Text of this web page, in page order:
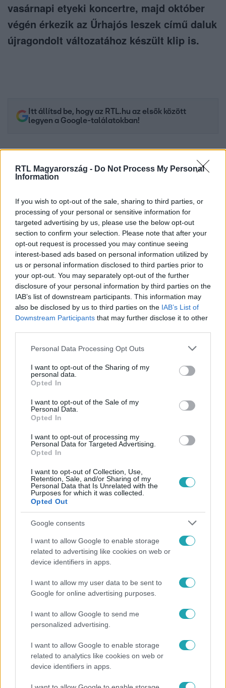
RTL Magyarország - Do Not Process My Personal
Information
If you wish to opt-out of the sale, sharing to third parties, or
processing of your personal or sensitive information for
targeted advertising by us, please use the below opt-out
section to confirm your selection. Please note that after your
opt-out request is processed you may continue seeing
interest-based ads based on personal information utilized by
us or personal information disclosed to third parties prior to
your opt-out. You may separately opt-out of the further
disclosure of your personal information by third parties on the
IAB’s list of downstream participants. This information may
also be disclosed by us to third parties on the IAB’s List of
Downstream Participants that may further disclose it to other
Please note that this website/app uses one or more Google
not limited to your visit or usage behaviour. You may click to
grant or deny consent to Google and its third-party tags to
use your data for below specified purposes in below Google
consent section.
Personal Data Processing Opt Outs
I want to opt-out of the Sharing of my
personal data.
Opted In
I want to opt-out of the Sale of my
Personal Data.
Opted In
I want to opt-out of processing my
Personal Data for Targeted Advertising.
Opted In
I want to opt-out of Collection, Use,
Retention, Sale, and/or Sharing of my
Personal Data that Is Unrelated with the
Purposes for which it was collected.
Opted Out
Google consents
I want to allow Google to enable storage
related to advertising like cookies on web or
device identifiers in apps.
I want to allow my user data to be sent to
Google for online advertising purposes.
I want to allow Google to send me
personalized advertising.
I want to allow Google to enable storage
related to analytics like cookies on web or
device identifiers in apps.
vasárnapi etyeki koncertre, majd október
végén érkezik az Űrhajós leszek című daluk
újragondolt változatához készült klip is.
Itt állítsd be, hogy az RTL.hu az elsők között
legyen a Google-találatokban!
Kövess minket, és értesülj a friss hírekről a
Facebookon is!
Követem
PÉNZTÁRCABARÁT
Népszerű
Horoszkóp
Ennek a 3 csillagjegynek váratlan sikereket hozhat